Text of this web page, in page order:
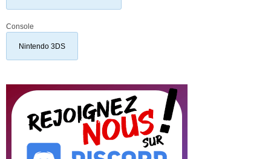
Console
Nintendo 3DS